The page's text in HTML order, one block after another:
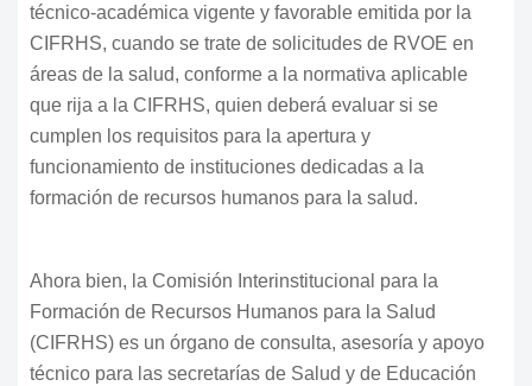
técnico-académica vigente y favorable emitida por la
CIFRHS, cuando se trate de solicitudes de RVOE en
áreas de la salud, conforme a la normativa aplicable
que rija a la CIFRHS, quien deberá evaluar si se
cumplen los requisitos para la apertura y
funcionamiento de instituciones dedicadas a la
formación de recursos humanos para la salud.
Ahora bien, la Comisión Interinstitucional para la
Formación de Recursos Humanos para la Salud
(CIFRHS) es un órgano de consulta, asesoría y apoyo
técnico para las secretarías de Salud y de Educación